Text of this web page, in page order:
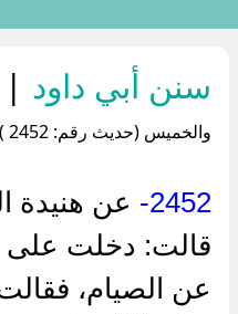
سنن أبي داود |
والخميس (حديث رقم: 2452 )
2452-
عن هنيدة
قالت: دخلت على
عن الصيام،